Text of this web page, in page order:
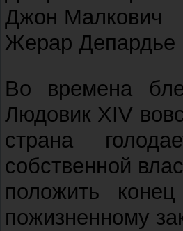
Джон Малкович
Жерар Депардье
Во времена
Людовик XIV
страна
собственной
положить
пожизненному